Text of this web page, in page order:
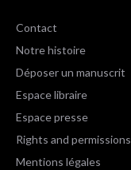
Contact
Notre histoire
Déposer un manuscrit
Espace libraire
Espace presse
Rights and permissions
Mentions légales